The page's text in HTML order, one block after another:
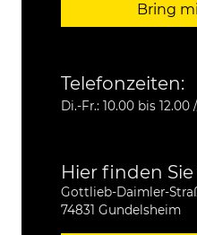
Bring
Telefonzeiten:
Di.-Fr.: 10.00 bis 12.00
Hier finden Sie
Gottlieb-Daimler-
74831 Gundelsheim